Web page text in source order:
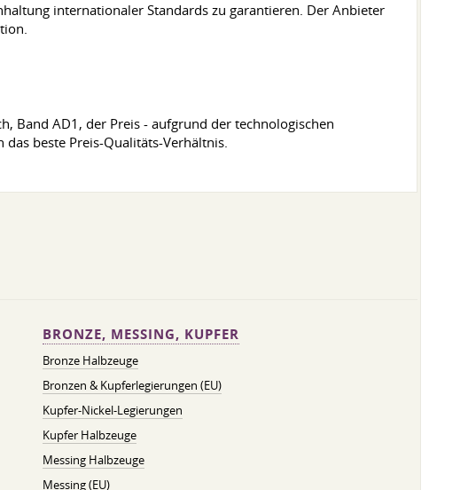
internationaler Standards zu garantieren. Der Anbieter
Band AD1, der Preis - aufgrund der technologischen
beste Preis-Qualitäts-Verhältnis.
BRONZE, MESSING, KUPFER
Bronze Halbzeuge
Bronzen & Kupferlegierungen (EU)
Kupfer-Nickel-Legierungen
Kupfer Halbzeuge
Messing Halbzeuge
Messing (EU)